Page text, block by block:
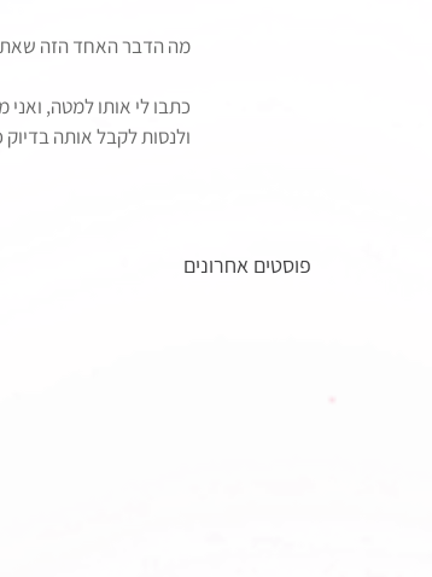
מה הדבר האחד הזה
כתבו לי אותו למטה,
ולנסות לקבל אותה
פוסטים אחרונים